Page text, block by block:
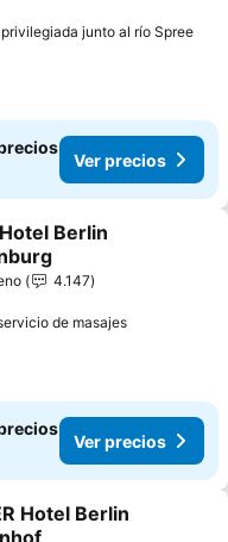
junto al río Spree
Ver precios
a favoritos
Berlin
4.147
de masajes
Ver precios
a favoritos
Hotel Berlin